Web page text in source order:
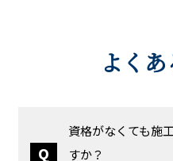
よく
Q
資格がなくても施
すか？